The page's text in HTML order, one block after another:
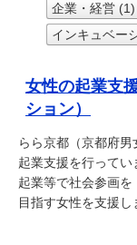
企業・経営 (1)
インキュベー
女性の起業支
ション）
らら京都（京都府
起業支援を行ってい
起業等で社会参画を
目指す女性を支援し